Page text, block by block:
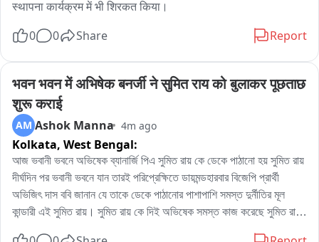
स्थापना कार्यक्रम में भी शिरकत किया।
0 0 Share Report
भवन भवन में अभिषेक बनर्जी ने सुमित राय को बुलाकर पूछताछ
शुरू कराई
AM Ashok Manna 4m ago
Kolkata, West Bengal:
আজ ভবানী ভবনে অভিষেক ব্যানার্জি পিএ সুমিত রায় কে ডেকে পাঠানো হয় সুমিত রায়
দীর্ঘদিন পর ভবানী ভবনে যান তারই পরিপ্রেক্ষিতে ডায়মন্ডহারবার বিজেপি প্রার্থী
অভিজিৎ দাস ববি জানান যে তাকে ডেকে পাঠানোর পাশাপাশি সমস্ত দুর্নীতির মূল
কান্ডারী এই সুমিত রায়। সুমিত রায় কে দিই অভিষেক সমস্ত কাজ করেছে সুমিত রায়